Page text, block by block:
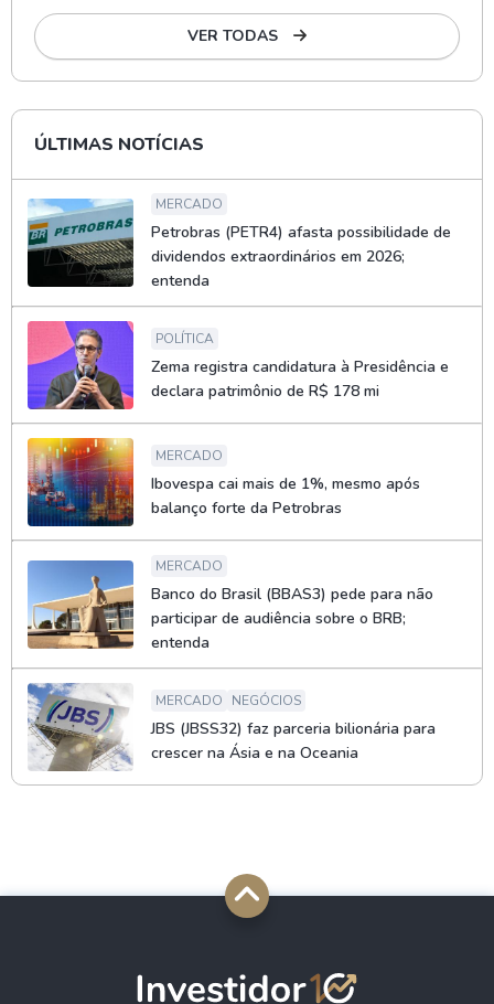
VER TODAS
ÚLTIMAS NOTÍCIAS
MERCADO
Petrobras (PETR4) afasta possibilidade de
dividendos extraordinários em 2026;
entenda
POLÍTICA
Zema registra candidatura à Presidência e
declara patrimônio de R$ 178 mi
MERCADO
Ibovespa cai mais de 1%, mesmo após
balanço forte da Petrobras
MERCADO
Banco do Brasil (BBAS3) pede para não
participar de audiência sobre o BRB;
entenda
MERCADO NEGÓCIOS
JBS (JBSS32) faz parceria bilionária para
crescer na Ásia e na Oceania